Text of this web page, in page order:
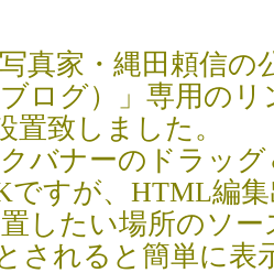
真家・縄田頼信の
ログ）」専用のリ
置致しました。
バナーのドラッグ
ですが、HTML編
したい場所のソ
されると簡単に表